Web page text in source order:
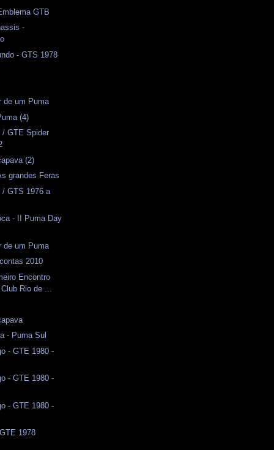
GTB
-
- GTS 1978
de um Puma
(4)
/ GTE Spider
(2)
grandes Feras
/ GTS 1976 a
- II Puma Day
de um Puma
2010
Encontro
Rio de ...
- Puma Sul
- GTE 1980 -
- GTE 1980 -
- GTE 1980 -
1978